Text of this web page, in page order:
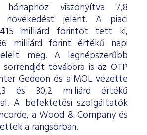
hónaphoz viszonyítva 7,8
növekedést jelent. A piaci
milliárd forintot tett ki,
milliárd forint értékű napi
meg. A legnépszerűbb
sorrendjét továbbra is az OTP
Gedeon és a MOL vezette
és 30,2 milliárd értékű
A befektetési szolgáltatók
a Wood & Company és
a rangsorban.